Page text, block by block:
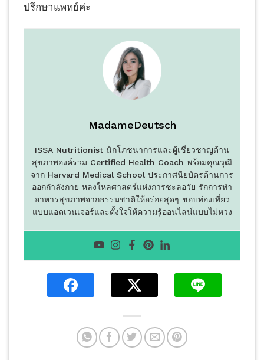
ปรึกษาแพทย์ค่ะ
MadameDeutsch
ISSA Nutritionist นักโภชนาการและผู้เชี่ยวชาญด้าน
สุขภาพองค์รวม Certified Health Coach พร้อมคุณวุฒิ
จาก Harvard Medical School ประกาศนียบัตรด้านการ
ออกกำลังกาย หลงใหลศาสตร์แห่งการชะลอวัย รักการทำ
อาหารสุขภาพจากธรรมชาติให้อร่อยสุดๆ ชอบท่องเที่ยว
แบบแอดเวนเจอร์และตั้งใจให้ความรู้ออนไลน์แบบไม่หวง